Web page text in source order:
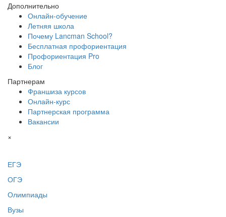
Дополнительно
Онлайн-обучение
Летняя школа
Почему Lancman School?
Бесплатная профориентация
Профориентация Pro
Блог
Партнерам
Франшиза курсов
Онлайн-курс
Партнерская программа
Вакансии
×
ЕГЭ
ОГЭ
Олимпиады
Вузы